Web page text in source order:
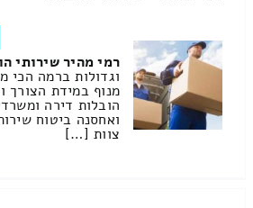
רמי מהיר שירותי
וגדולות ברמה הכי
מנוף במידת הצורך
הובלות דירה
צוות […]